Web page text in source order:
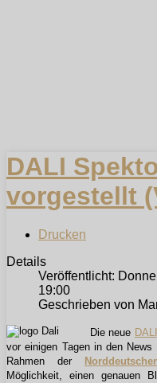
DALI
vorgestellt
Drucken
Details
Veröffentlicht:
19:00
Geschrieben von
Die neue DALI
vor einigen Tagen in den
Rahmen der
Möglichkeit, einen genauen